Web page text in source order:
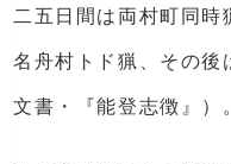
二五日間は両村町同
名舟村トド猟、その後
文書・『能登志徴』）